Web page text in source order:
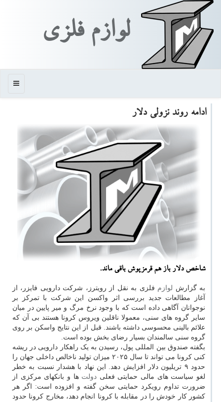
لوازم فلزی
منو
ادامه روند نزولی دلار
شاخص دلار باز هم قرمزپوش باقی ماند.
به گزارش لوازم فلزی به نقل از رویترز، شرکت دارویی فایزر، از
آغاز مطالعات جدید بررسی اثر واکسن این شرکت با تمرکز بر
نوجوانان آگاهی داده است که با وجود نرخ مرگ و میر پایین در میان
سایر گروه های سنی، معمولا ناقلین ویروس کرونا هستند بی آن که
علائم بالینی محسوسی داشته باشند. قبل از این نتایج واسکن بر روی
گروه سنی سالمندان بسیار رضای بخش بوده است.
بگفته صندوق بین المللی پول، رسیدن به یک راهکار دارویی در ریشه
کنی کرونا می تواند تا سال ۲۰۲۵ میزان تولید ناخالص داخلی جهان را
حدود ۹ تریلیون دلار افزایش دهد. این نهاد با هشدار نسبت به خطر
لغو سیاست های مالی حمایتی فعلی دولت ها و بانکهای مرکزی از
ضرورت تداوم رویکرد حمایتی سخن گفته و افزوده است: اگر هر
کشور کار خودش را در مقابله با کرونا انجام دهد، مخارج کرونا حدود